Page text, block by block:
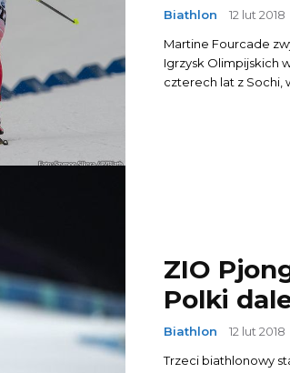
Biathlon
12 lut 2018
Martine Fourcade
Igrzysk Olimpijskich
czterech lat z Sochi,
ZIO
Polki
Biathlon
12 lut 2018
Trzeci biathlonowy